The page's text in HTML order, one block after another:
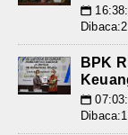
📅
BPK
📅